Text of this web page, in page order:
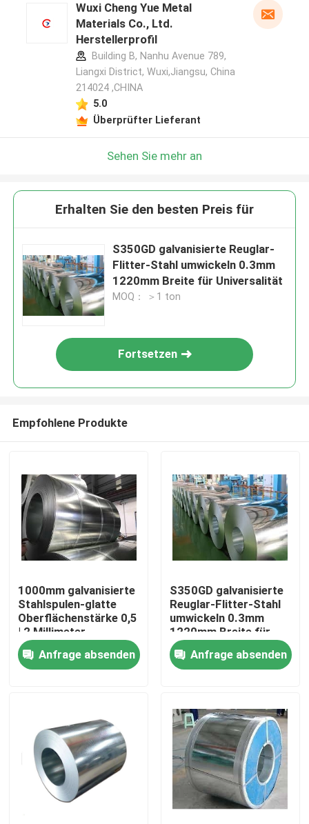
Heim
Produkte
Videos
Über uns
Qualitätskontrolle
Kontaktiere uns
Wuxi Cheng Yue Metal
Materials Co., Ltd.
Herstellerprofil
Building B, Nanhu Avenue 789,
Liangxi District, Wuxi,Jiangsu, China
214024 ,CHINA
5.0
Überprüfter Lieferant
Sehen Sie mehr an
Erhalten Sie den besten Preis für
S350GD galvanisierte Reuglar-
Flitter-Stahl umwickeln 0.3mm
1220mm Breite für Universalität
MOQ： ＞1 ton
Fortsetzen
Empfohlene Produkte
1000mm galvanisierte
Stahlspulen-glatte
Oberflächenstärke 0,5
| 2 Millimeter
Anfrage absenden
S350GD galvanisierte
Reuglar-Flitter-Stahl
umwickeln 0.3mm
1220mm Breite für
Universalität
Anfrage absenden